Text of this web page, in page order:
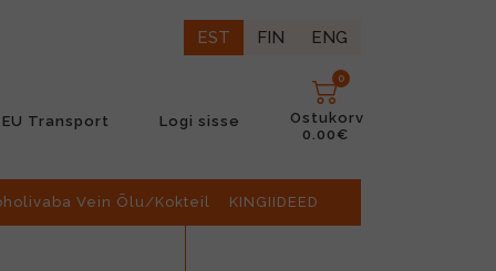
EST FIN ENG
EU Transport Logi sisse
0
Ostukorv
0.00€
Vein Õlu/Kokteil KINGIIDEED